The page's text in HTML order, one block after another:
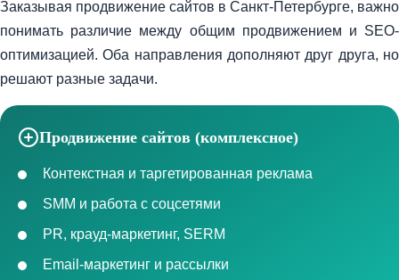
Заказывая продвижение сайтов в Санкт-Петербурге, важно
понимать различие между общим продвижением и SEO-
оптимизацией. Оба направления дополняют друг друга, но
решают разные задачи.
Продвижение сайтов (комплексное)
Контекстная и таргетированная реклама
SMM и работа с соцсетями
PR, крауд-маркетинг, SERM
Email-маркетинг и рассылки